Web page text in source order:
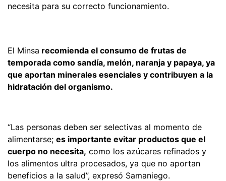
necesita para su correcto funcionamiento.
El Minsa recomienda el consumo de frutas de
temporada como sandía, melón, naranja y papaya, ya
que aportan minerales esenciales y contribuyen a la
hidratación del organismo.
“Las personas deben ser selectivas al momento de
alimentarse; es importante evitar productos que el
cuerpo no necesita, como los azúcares refinados y
los alimentos ultra procesados, ya que no aportan
beneficios a la salud”, expresó Samaniego.